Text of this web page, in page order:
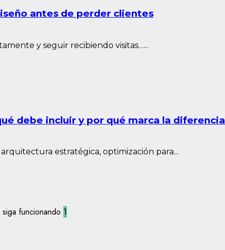
antes de perder clientes
y seguir recibiendo visitas…...
debe incluir y por qué marca la diferencia
estratégica, optimización para...
1